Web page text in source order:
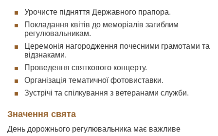
Урочисте підняття Державного прапора.
Покладання квітів до меморіалів загиблим
регулювальникам.
Церемонія нагородження почесними грамотами та
відзнаками.
Проведення святкового концерту.
Організація тематичної фотовиставки.
Зустрічі та спілкування з ветеранами служби.
Значення свята
День дорожнього регулювальника має важливе